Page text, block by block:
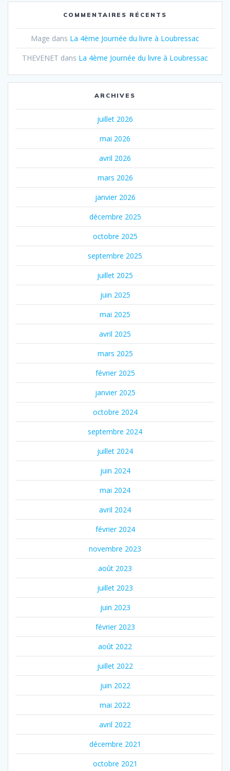
COMMENTAIRES RÉCENTS
Mage dans La 4ème Journée du livre à Loubressac
THEVENET dans La 4ème Journée du livre à Loubressac
ARCHIVES
juillet 2026
mai 2026
avril 2026
mars 2026
janvier 2026
décembre 2025
octobre 2025
septembre 2025
juillet 2025
juin 2025
mai 2025
avril 2025
mars 2025
février 2025
janvier 2025
octobre 2024
septembre 2024
juillet 2024
juin 2024
mai 2024
avril 2024
février 2024
novembre 2023
août 2023
juillet 2023
juin 2023
février 2023
août 2022
juillet 2022
juin 2022
mai 2022
avril 2022
décembre 2021
octobre 2021